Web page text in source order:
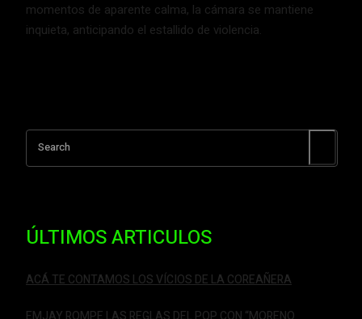
momentos de aparente calma, la cámara se mantiene
inquieta, anticipando el estallido de violencia.
Search
ÚLTIMOS ARTICULOS
ACÁ TE CONTAMOS LOS VÍCIOS DE LA COREAÑERA